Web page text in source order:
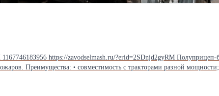
?erid=2SDnjd2gyRM Полуприцеп-бочка для тракторов - универсальное
с тракторами разной мощности; • выбор объёма бочки и типа насоса; • доставка